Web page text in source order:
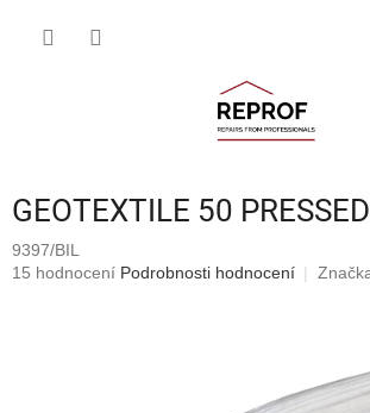
GEOTEXTILE 50
9397/BIL
Průměrné
15 hodnocení Podrobnosti hodnocení